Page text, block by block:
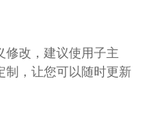
修改，建议使用子主
制，让您可以随时更新